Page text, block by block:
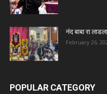
नंद बाबा रा
February 26,
POPULAR CATEGORY